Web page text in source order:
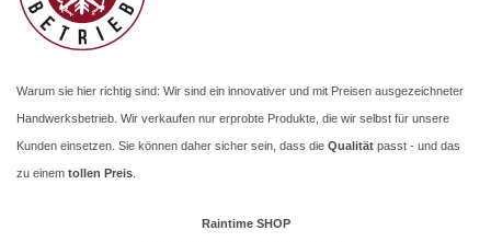
Warum sie hier richtig sind: Wir sind ein innovativer und mit Preisen ausgezeichneter
Handwerksbetrieb. Wir verkaufen nur erprobte Produkte, die wir selbst für unsere
Kunden einsetzen. Sie können daher sicher sein, dass die Qualität passt - und das
zu einem tollen Preis
Raintime SHOP